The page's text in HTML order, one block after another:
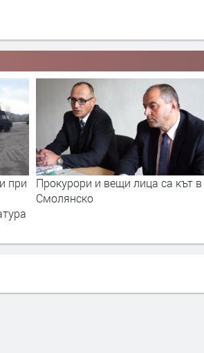
при
Прокурори и вещи лица са кът в
Смолянско